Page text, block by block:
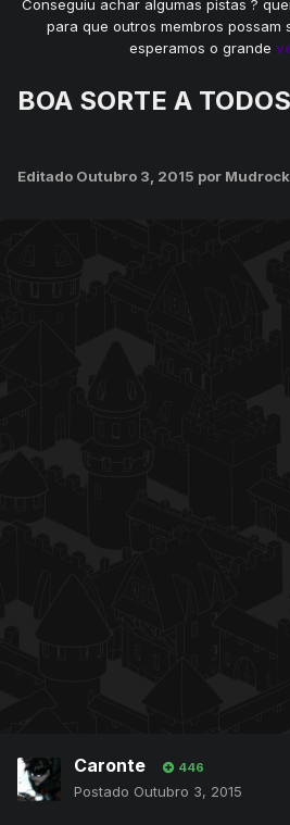
Conseguiu achar algumas pistas ?
para que outros membros possam
esperamos o grande
BOA SORTE A
Editado Outubro 3, 2015 por Mudrock
Caronte 446
Postado Outubro 3, 2015